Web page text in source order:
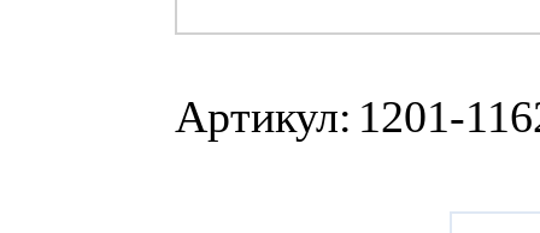
Артикул: 1201-